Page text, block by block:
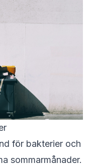
för bakterier och
sommarmånader.